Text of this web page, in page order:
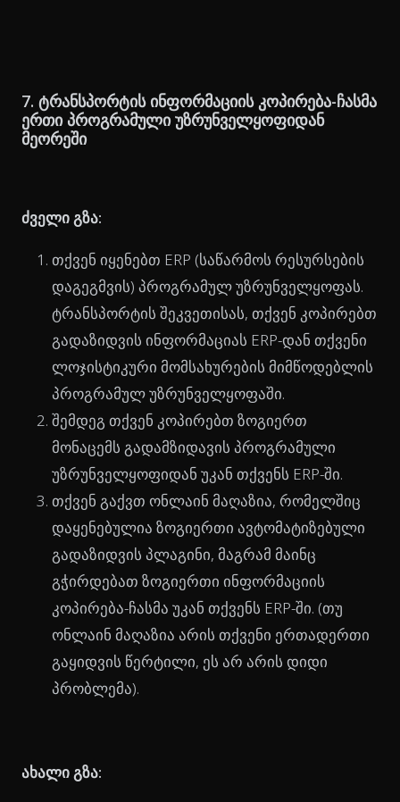
7. ტრანსპორტის ინფორმაციის კოპირება-ჩასმა
ერთი პროგრამული უზრუნველყოფიდან
მეორეში
ძველი გზა:
თქვენ იყენებთ ERP (საწარმოს რესურსების
დაგეგმვის) პროგრამულ უზრუნველყოფას.
ტრანსპორტის შეკვეთისას, თქვენ კოპირებთ
გადაზიდვის ინფორმაციას ERP-დან თქვენი
ლოჯისტიკური მომსახურების მიმწოდებლის
პროგრამულ უზრუნველყოფაში.
შემდეგ თქვენ კოპირებთ ზოგიერთ
მონაცემს გადამზიდავის პროგრამული
უზრუნველყოფიდან უკან თქვენს ERP-ში.
თქვენ გაქვთ ონლაინ მაღაზია, რომელშიც
დაყენებულია ზოგიერთი ავტომატიზებული
გადაზიდვის პლაგინი, მაგრამ მაინც
გჭირდებათ ზოგიერთი ინფორმაციის
კოპირება-ჩასმა უკან თქვენს ERP-ში. (თუ
ონლაინ მაღაზია არის თქვენი ერთადერთი
გაყიდვის წერტილი, ეს არ არის დიდი
პრობლემა).
ახალი გზა: